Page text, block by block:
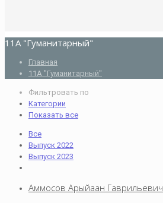
11А "Гуманитарный"
Главная
11А "Гуманитарный"
Фильтровать по
Категории
Показать все
Все
Выпуск 2022
Выпуск 2023
Аммосов Арыйаан Гаврильевич